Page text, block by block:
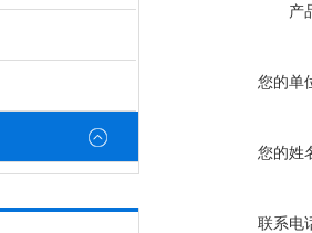
产
您的单
您的姓
联系电